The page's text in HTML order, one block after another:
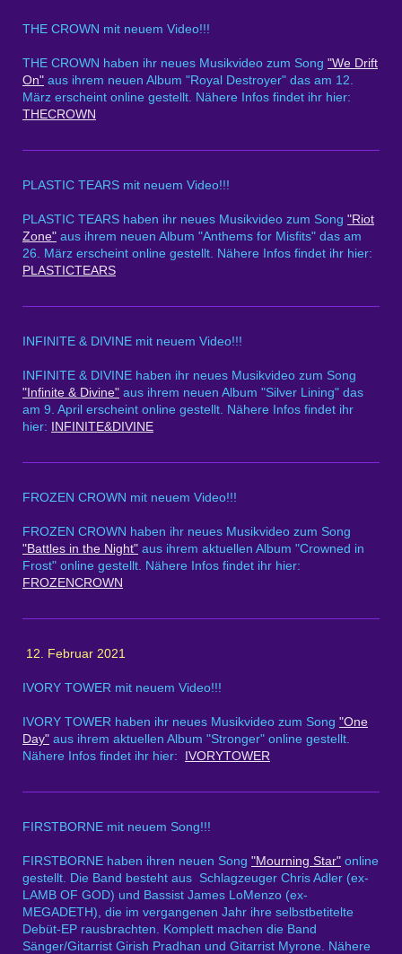
THE CROWN mit neuem Video!!!
THE CROWN haben ihr neues Musikvideo zum Song "We Drift
On" aus ihrem neuen Album "Royal Destroyer" das am 12.
März erscheint online gestellt. Nähere Infos findet ihr hier:
THECROWN
PLASTIC TEARS mit neuem Video!!!
PLASTIC TEARS haben ihr neues Musikvideo zum Song "Riot
Zone" aus ihrem neuen Album "Anthems for Misfits" das am
26. März erscheint online gestellt. Nähere Infos findet ihr hier:
PLASTICTEARS
INFINITE & DIVINE mit neuem Video!!!
INFINITE & DIVINE haben ihr neues Musikvideo zum Song
"Infinite & Divine" aus ihrem neuen Album "Silver Lining" das
am 9. April erscheint online gestellt. Nähere Infos findet ihr
hier: INFINITE&DIVINE
FROZEN CROWN mit neuem Video!!!
FROZEN CROWN haben ihr neues Musikvideo zum Song
"Battles in the Night" aus ihrem aktuellen Album "Crowned in
Frost" online gestellt. Nähere Infos findet ihr hier:
FROZENCROWN
12. Februar 2021
IVORY TOWER mit neuem Video!!!
IVORY TOWER haben ihr neues Musikvideo zum Song "One
Day" aus ihrem aktuellen Album "Stronger" online gestellt.
Nähere Infos findet ihr hier:
IVORYTOWER
FIRSTBORNE mit neuem Song!!!
FIRSTBORNE haben ihren neuen Song "Mourning Star" online
gestellt. Die Band besteht aus Schlagzeuger Chris Adler (ex-
LAMB OF GOD) und Bassist James LoMenzo (ex-
MEGADETH), die im vergangenen Jahr ihre selbstbetitelte
Debüt-EP rausbrachten. Komplett machen die Band
Sänger/Gitarrist Girish Pradhan und Gitarrist Myrone. Nähere